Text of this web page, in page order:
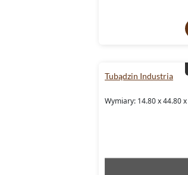
Tubądzin Industria
Wymiary: 14.80 x 44.80